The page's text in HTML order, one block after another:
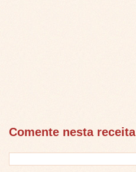
Comente nesta receita